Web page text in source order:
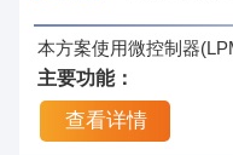
本方案使用微控制器
主要功能：
查看详情